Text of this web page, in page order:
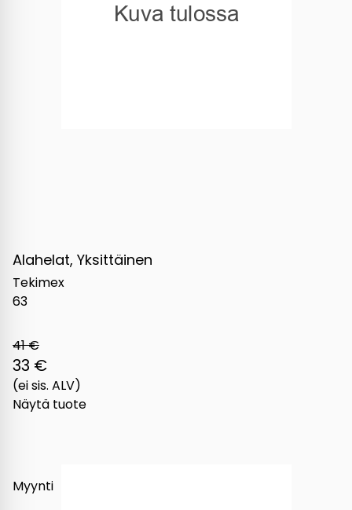
Alahelat, Yksittäinen
Tekimex
63
41 €
33 €
(ei sis. ALV)
Näytä tuote
Myynti